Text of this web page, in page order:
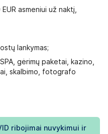
asmeniui už naktį,
lankymas;
gėrimų paketai, kazino,
skalbimo, fotografo
ribojimai nuvykimui ir